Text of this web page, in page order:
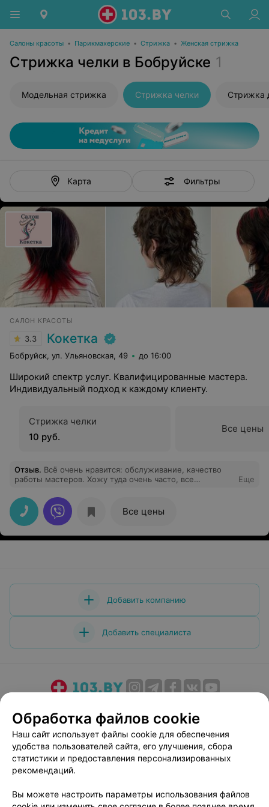
Салоны красоты • Парикмахерские • Стрижка • Женская стрижка
Стрижка челки в Бобруйске 1
Модельная стрижка Стрижка челки Стрижка
Карта Фильтры
САЛОН КРАСОТЫ
3.3 Кокетка
Бобруйск, ул. Ульяновская, 49 до 16:00
Широкий спектр услуг. Квалифицированные мастера.
Индивидуальный подход к каждому клиенту.
Стрижка челки
10 руб.
Все цены
Отзыв. Всё очень нравится: обслуживание, качество
работы мастеров. Хожу туда очень часто, все
Еще
Все цены
Добавить компанию
Добавить специалиста
Медицинский маркетинг
Публичный договор
Пользовательское соглашение
Способы оплаты
Вакансии
Партнеры
Написать руководителю 103.by
Обработка файлов cookie
Наш сайт использует файлы cookie для обеспечения
удобства пользователей сайта, его улучшения, сбора
статистики и предоставления персонализированных
рекомендаций.
Вы можете настроить параметры использования файлов